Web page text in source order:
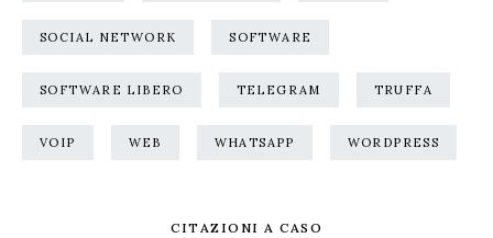
SOCIAL NETWORK SOFTWARE
SOFTWARE LIBERO TELEGRAM TRUFFA
VOIP WEB WHATSAPP WORDPRESS
CITAZIONI A CASO